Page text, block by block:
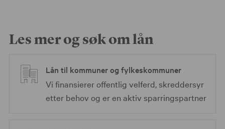
Les mer og søk om lån
Lån til kommuner og fylkeskommuner
Vi finansierer offentlig velferd, skreddersyr
etter behov og er en aktiv sparringspartner